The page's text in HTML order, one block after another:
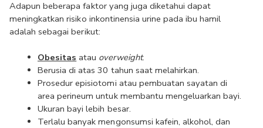
Adapun beberapa faktor yang juga diketahui dapat
meningkatkan risiko inkontinensia urine pada ibu hamil
adalah sebagai berikut:
Obesitas atau overweight.
Berusia di atas 30 tahun saat melahirkan.
Prosedur episiotomi atau pembuatan sayatan di
area perineum untuk membantu mengeluarkan bayi.
Ukuran bayi lebih besar.
Terlalu banyak mengonsumsi kafein, alkohol, dan